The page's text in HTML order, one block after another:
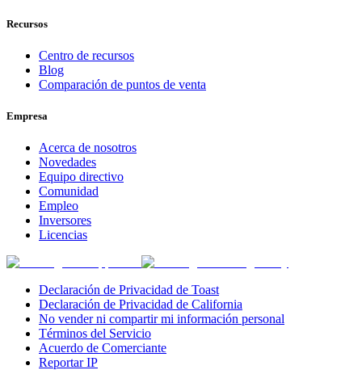
Recursos
Centro de recursos
Blog
Comparación de puntos de venta
Empresa
Acerca de nosotros
Novedades
Equipo directivo
Comunidad
Empleo
Inversores
Licencias
Declaración de Privacidad de Toast
Declaración de Privacidad de California
No vender ni compartir mi información personal
Términos del Servicio
Acuerdo de Comerciante
Reportar IP